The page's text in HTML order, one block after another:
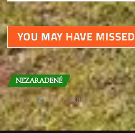
YOU MAY HAVE MISSED
NEZARADENÉ
7omas okt 18, 2016